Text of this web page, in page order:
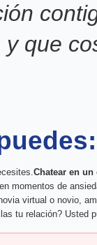
que
Chatear en
momentos de
virtual o novio,
tu relación? Usted